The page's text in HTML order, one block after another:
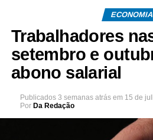
ECONOMIA
Trabalhadores
setembro e
abono salarial
Publicados 3 semanas atrás em 15 de
Por Da Redação